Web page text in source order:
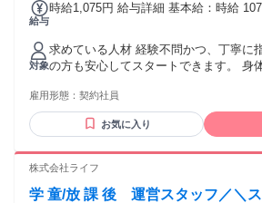
給与
時給1,075円 給与詳細 基本給：時給 1075円 断続的労働
的・精神的負担が比較的軽微な業務のため） 交通費別
試用・研修期間：3カ月 試用・研修期間
警備員としての勤務になるため、法定
（教育の時給は 1,075 円）
対象
求めている人材 経験不問かつ、丁寧に
の方も安心してスタートできます。 身
号・18歳以上（労働基準法） ）
雇用形態： 契約社員
お気に入り
株式会社ライフ
学 童/放 課 後 運営スタッフ／＼